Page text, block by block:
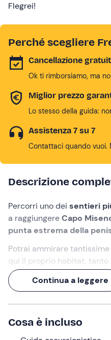
Flegrei!
Perché scegliere
Cancellazione
Ok ti rimborsiamo, ma
Miglior prezzo
Lo stesso della guida:
Assistenza 7 su 7
Contattaci quando vuoi.
Descrizione
Percorri uno dei sentieri
a raggiungereCapo
punta estrema della
Potrai ammirare
qui il proprio habitat,
considerato un vero e
Durante l'escursioneti
paesaggi che ti preparerà
Golfo di Pozzuoli
Cosa faremo
Continua a leggere
Cosa è incluso